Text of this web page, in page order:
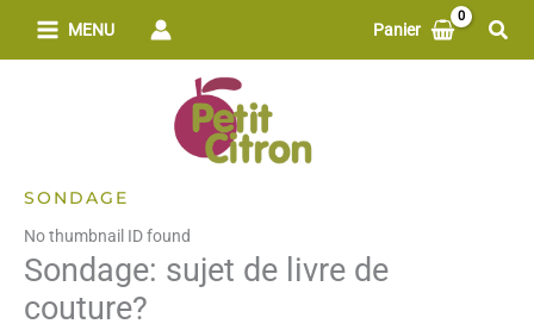
MENU Panier
SONDAGE
No thumbnail ID found
Sondage: sujet de livre de
couture?